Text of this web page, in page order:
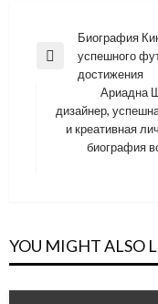
Навигация
по
записям
Previous
Биография
успешного
достижения
Next
Ариадна
дизайнер,
и креативная
биография
YOU MIGHT ALSO